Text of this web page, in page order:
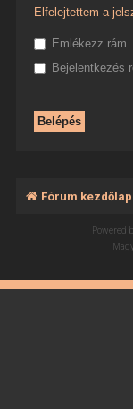
Elfelejtettem a
Emlékezz rám
Bejelentkezés
Fórum kezdőlap
Powered